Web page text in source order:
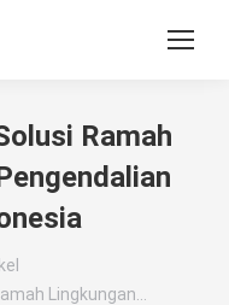
Ramah
Lingkungan…